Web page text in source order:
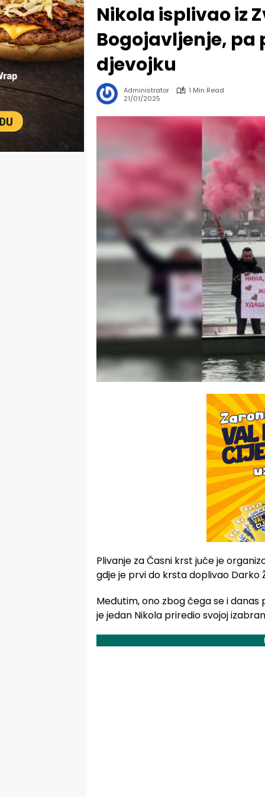
Nikola isplivao iz
Bogojavljenje, pa
djevojku
Administrator
1 Min Read
21/01/2025
Plivanje za Časni krst juče je
gdje je prvi do krsta doplivao Darko
Međutim, ono zbog čega se i danas
je jedan Nikola priredio svojoj